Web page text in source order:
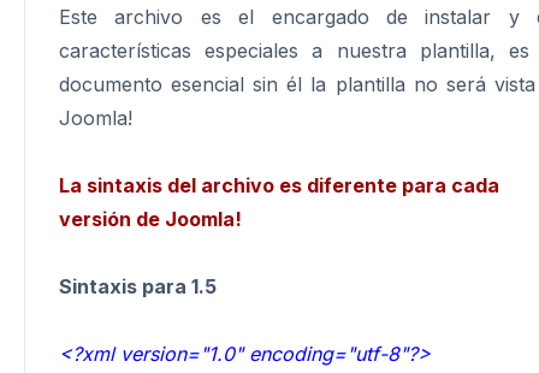
Este archivo es el encargado de instalar y
características especiales a nuestra plantilla,
documento esencial sin él la plantilla no será
Joomla!
La sintaxis del archivo es diferente para cada
versión de Joomla!
Sintaxis para 1.5
<?xml version="1.0" encoding="utf-8"?>